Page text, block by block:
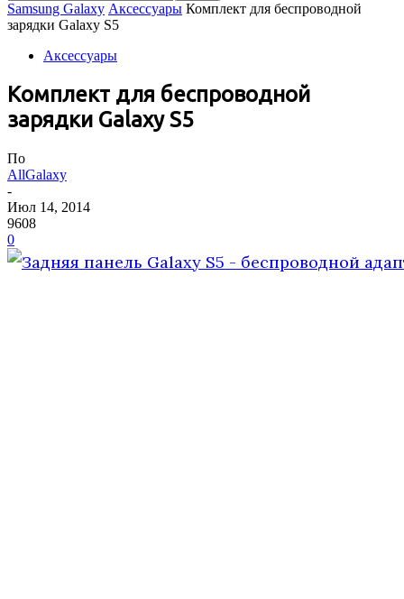
Samsung Galaxy Аксессуары Комплект для беспроводной
зарядки Galaxy S5
Аксессуары
Комплект для беспроводной
зарядки Galaxy S5
По
AllGalaxy
-
Июл 14, 2014
9608
0